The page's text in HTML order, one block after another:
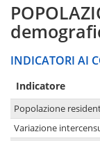
INDICATORI AI
Indicatore
Popolazione
Variazione